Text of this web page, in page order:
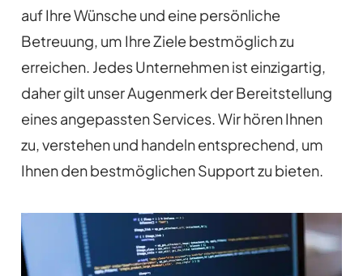
auf Ihre Wünsche und eine persönliche
Betreuung, um Ihre Ziele bestmöglich zu
erreichen. Jedes Unternehmen ist einzigartig,
daher gilt unser Augenmerk der Bereitstellung
eines angepassten Services. Wir hören Ihnen
zu, verstehen und handeln entsprechend, um
Ihnen den bestmöglichen Support zu bieten.